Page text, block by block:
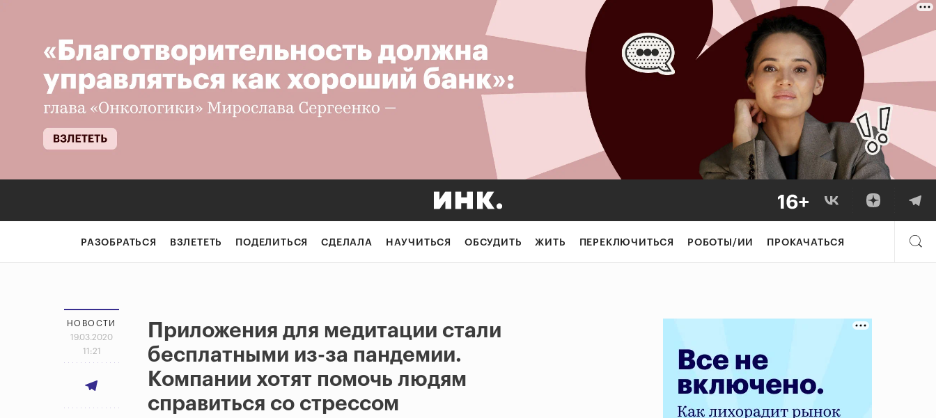
РАЗОБРАТЬСЯ ВЗЛЕТЕТЬ ПОДЕЛИТЬСЯ СДЕЛАЛА НАУЧИТЬСЯ ОБСУДИТЬ ЖИТЬ ПЕРЕКЛЮЧИТЬСЯ РОБОТЫ/ИИ ПРОКАЧАТЬСЯ
НОВОСТИ
19.03.2020
11:21
Приложения для медитации стали
бесплатными из-за пандемии.
Компании хотят помочь людям
справиться со стрессом